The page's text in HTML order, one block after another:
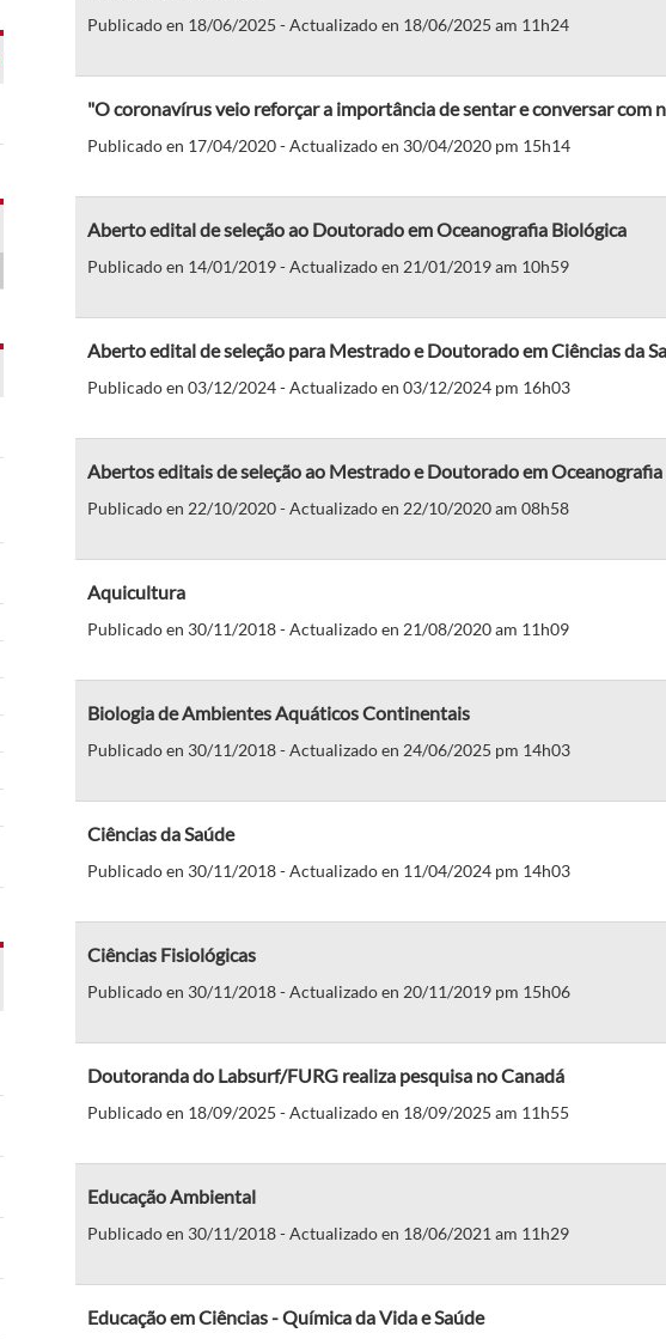
Publicado en 18/06/2025 - Actualizado en 18/06/2025 am 11h24
"O coronavírus veio reforçar a importância de sentar e conversar com
Publicado en 17/04/2020 - Actualizado en 30/04/2020 pm 15h14
Aberto edital de seleção ao Doutorado em Oceanografia Biológica
Publicado en 14/01/2019 - Actualizado en 21/01/2019 am 10h59
Aberto edital de seleção para Mestrado e Doutorado em Ciências da
Publicado en 03/12/2024 - Actualizado en 03/12/2024 pm 16h03
Abertos editais de seleção ao Mestrado e Doutorado em
Publicado en 22/10/2020 - Actualizado en 22/10/2020 am 08h58
Aquicultura
Publicado en 30/11/2018 - Actualizado en 21/08/2020 am 11h09
Biologia de Ambientes Aquáticos Continentais
Publicado en 30/11/2018 - Actualizado en 24/06/2025 pm 14h03
Ciências da Saúde
Publicado en 30/11/2018 - Actualizado en 11/04/2024 pm 14h03
Ciências Fisiológicas
Publicado en 30/11/2018 - Actualizado en 20/11/2019 pm 15h06
Doutoranda do Labsurf/FURG realiza pesquisa no Canadá
Publicado en 18/09/2025 - Actualizado en 18/09/2025 am 11h55
Educação Ambiental
Publicado en 30/11/2018 - Actualizado en 18/06/2021 am 11h29
Educação em Ciências - Química da Vida e Saúde